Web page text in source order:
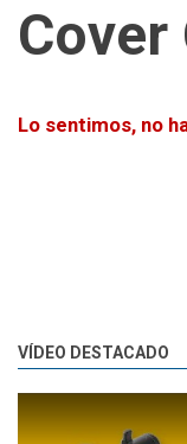
Lo sentimos, no
VÍDEO DESTACADO